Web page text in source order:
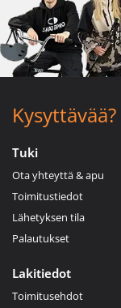
Kysyttävää?
Tuki
Ota yhteyttä & apu
Toimitustiedot
Lähetyksen tila
Palautukset
Lakitiedot
Toimitusehdot